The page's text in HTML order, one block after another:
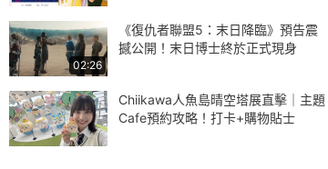
02:26
《復仇者聯盟5：末日降臨》預告震
撼公開！末日博士終於正式現身
Chiikawa人魚島晴空塔展直擊｜主題
Cafe預約攻略！打卡+購物貼士